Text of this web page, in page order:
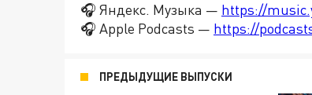
🎧 Яндекс. Музыка — https://
🎧 Apple Podcasts — https://
ПРЕДЫДУЩИЕ ВЫПУСКИ